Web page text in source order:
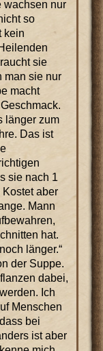
wachsen nur
so
kein
sie
man sie nur
macht
länger zum
Das ist
sie nach 1
aber
Mann
hat.
länger.“
der Suppe.
dabei,
Ich
Menschen
bei
ist aber